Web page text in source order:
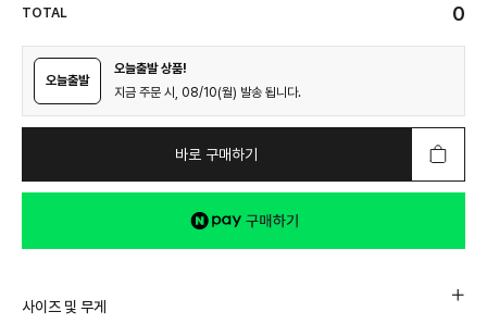
TOTAL 0
오늘출발
오늘출발 상품!
지금 주문 시, 08/10(월) 발송 됩니다.
바로 구매하기
사이즈 및 무게